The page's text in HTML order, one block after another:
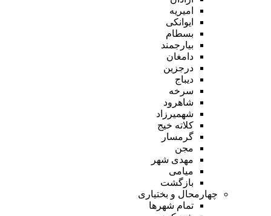
امیریه
ایوانکی
بسطام
بیارجمند
دامغان
درجزین
دیباج
سرخه
شاهرود
شهمیرزاد
کلاته خیج
گرمسار
مجن
مهدی شهر
میامی
بازگشت
چهارمحال و بختیاری
تمام شهر‌ها